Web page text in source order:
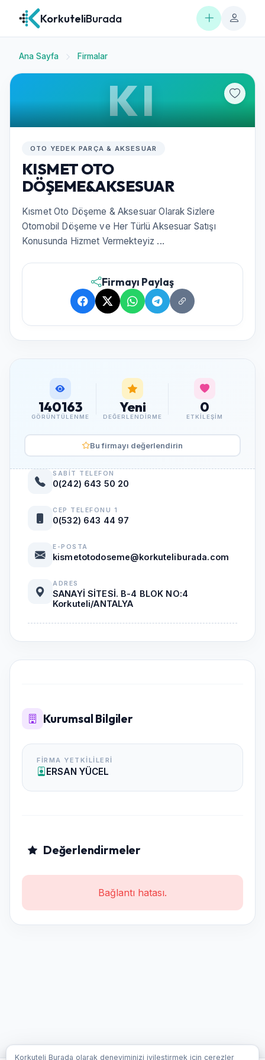
KorkuteliBurada
Ana Sayfa Firmalar
KI
OTO YEDEK PARÇA & AKSESUAR
KISMET OTO
DÖŞEME&AKSESUAR
Kısmet Oto Döşeme & Aksesuar Olarak Sizlere
Otomobil Döşeme ve Her Türlü Aksesuar Satışı
Konusunda Hizmet Vermekteyiz ...
Firmayı Paylaş
Kurumsal Bilgiler
FIRMA YETKILILERI
ERSAN YÜCEL
Değerlendirmeler
Bağlantı hatası.
140163
GÖRÜNTÜLENME
Yeni
DEĞERLENDIRME
0
ETKILEŞIM
Bu firmayı değerlendirin
SABIT TELEFON
0(242) 643 50 20
CEP TELEFONU 1
0(532) 643 44 97
E-POSTA
kismetotodoseme@korkuteliburada.com
ADRES
SANAYİ SİTESİ. B-4 BLOK NO:4
Korkuteli/ANTALYA
Korkuteli Burada olarak deneyiminizi iyileştirmek için çerezler